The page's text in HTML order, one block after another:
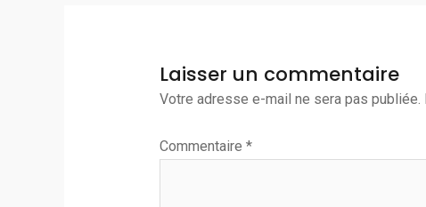
Laisser un commentaire
Votre adresse e-mail ne sera pas publiée.
Commentaire *